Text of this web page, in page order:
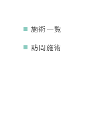
施術一覧
訪問施術